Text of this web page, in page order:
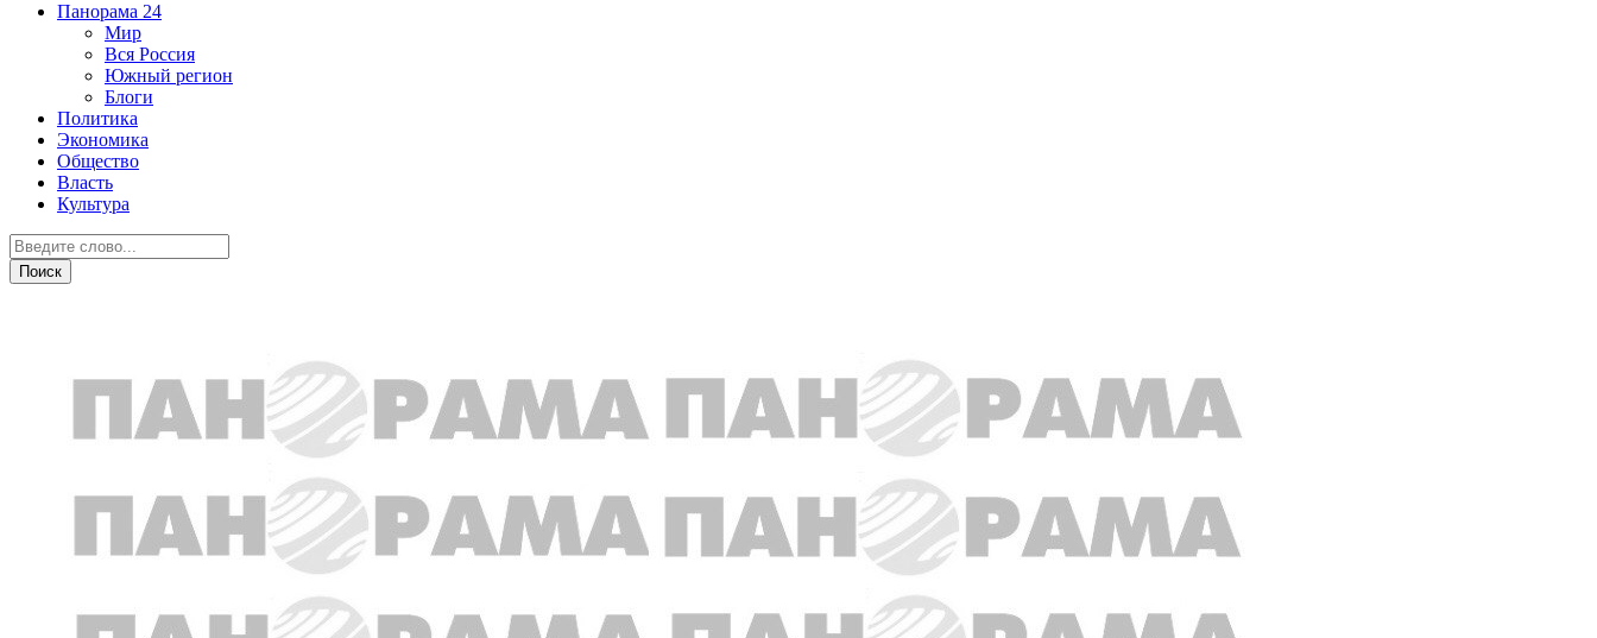
Панорама 24
Мир
Вся Россия
Южный регион
Блоги
Политика
Экономика
Общество
Власть
Культура